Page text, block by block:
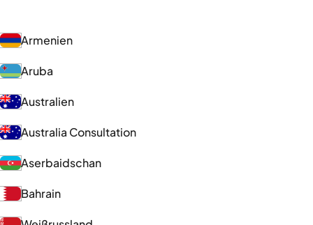
Armenien
Aruba
Australien
Australia Consultation
Aserbaidschan
Bahrain